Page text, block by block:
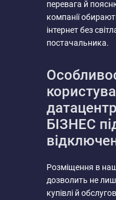
перевага й
компанії
інтернет без
постачальника.
БІЗНЕС
Розміщення в
дозволить не
купівлі й